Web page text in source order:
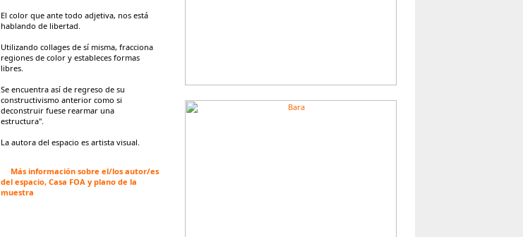
El color que ante todo adjetiva, nos está
hablando de libertad.
Utilizando collages de sí misma, fracciona
regiones de color y estableces formas
libres.
Se encuentra así de regreso de su
constructivismo anterior como si
deconstruir fuese rearmar una
estructura".
La autora del espacio es artista visual.
Más información sobre el/los autor/es
del espacio, Casa FOA y plano de la
muestra